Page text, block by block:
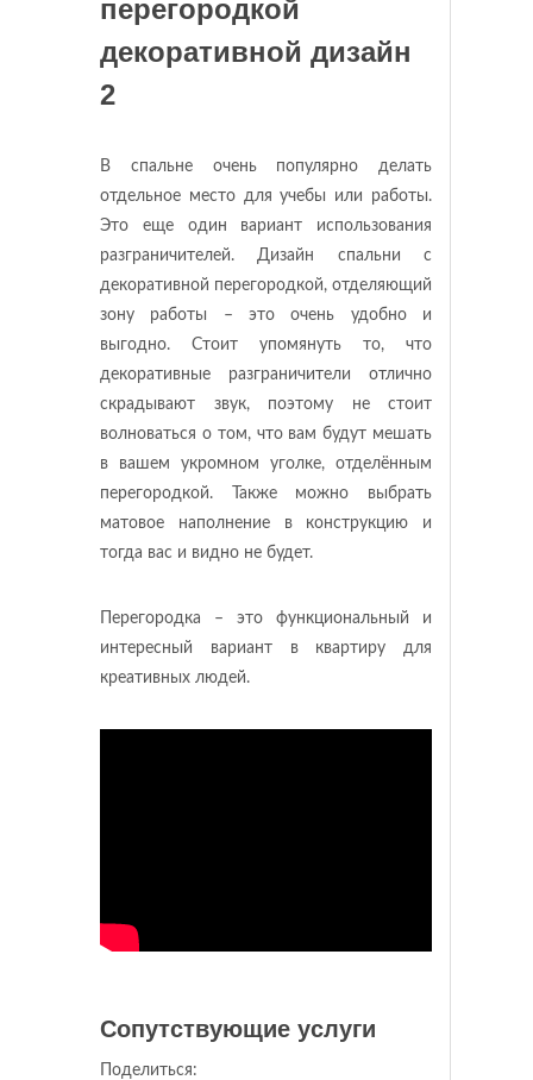
В спальне очень популярно делать
отдельное место для учебы или работы.
Это еще один вариант использования
разграничителей. Дизайн спальни с
декоративной перегородкой, отделяющий
зону работы – это очень удобно и
выгодно. Стоит упомянуть то, что
декоративные разграничители отлично
скрадывают звук, поэтому не стоит
волноваться о том, что вам будут мешать
в вашем укромном уголке, отделённым
перегородкой. Также можно выбрать
матовое наполнение в конструкцию и
тогда вас и видно не будет.
Перегородка – это функциональный и
интересный вариант в квартиру для
креативных людей.
Сопутствующие услуги
Поделиться: